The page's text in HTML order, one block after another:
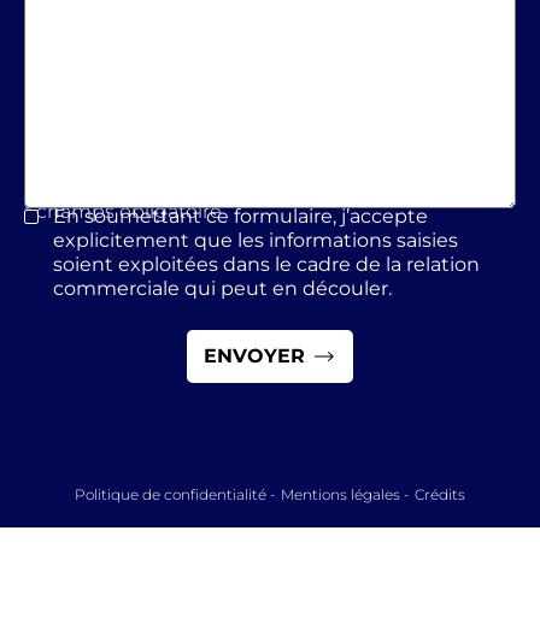
* champs obligatoire
En soumettant ce formulaire, j’accepte
explicitement que les informations saisies
soient exploitées dans le cadre de la relation
commerciale qui peut en découler.
Politique de confidentialité - Mentions légales - Crédits